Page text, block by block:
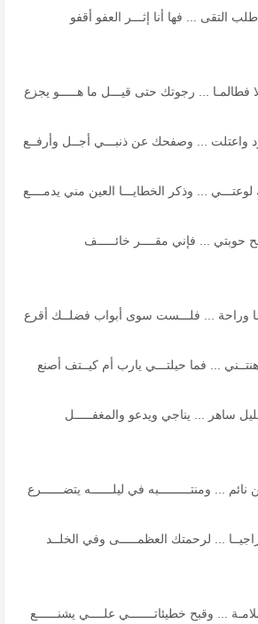
التقى ... فها أنا إثـــر العفو أقفو
فطالمـا ... رجوتك حتى قيـــل ما هـــــو يجزع
واعتلت ... وصفحك عن ذنبـــي أجــل وأرفــع
... وذكر الخطايـــا العين مني يدمــــع
حوبتي ... فإني مقــــر خائـــــف
وراحة ... فلـــست سوى أبواب فضلــك أقرع
... فما حيلتـــي يارب أم كيــتف أصنع
ساهر ... يناجي ويدعو والمغفـــــل
... ومنتـــــــــبه في ليلــــــه يتضــــــرع
... لرحمتك العظمـــــى وفي الخلــد
... وقبح خطيئاتـــــــي علــــي يشنــــــع